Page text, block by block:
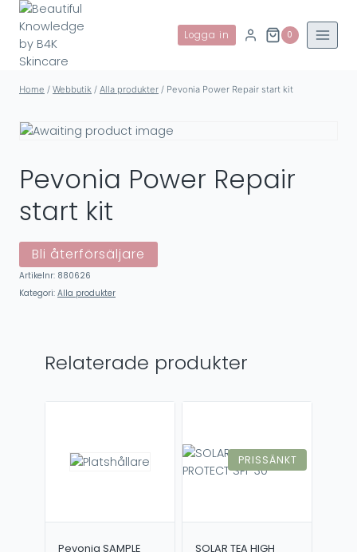
Skip
content
Logga in 0
Home / Webbutik / Alla produkter / Pevonia Power Repair start kit
Pevonia Power Repair
start kit
Bli återförsäljare
Artikelnr: 880626
Kategori: Alla produkter
Relaterade produkter
Pevonia SAMPLE
PRISSÄNKT
SOLAR TEA HIGH